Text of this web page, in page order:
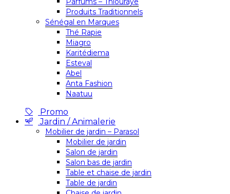
Produits Traditionnels
Sénégal en Marques
Thé Rapie
Miagro
Karitédiema
Esteval
Abel
Anta Fashion
Naatuu
Promo
Jardin / Animalerie
Mobilier de jardin – Parasol
Mobilier de jardin
Salon de jardin
Salon bas de jardin
Table et chaise de jardin
Table de jardin